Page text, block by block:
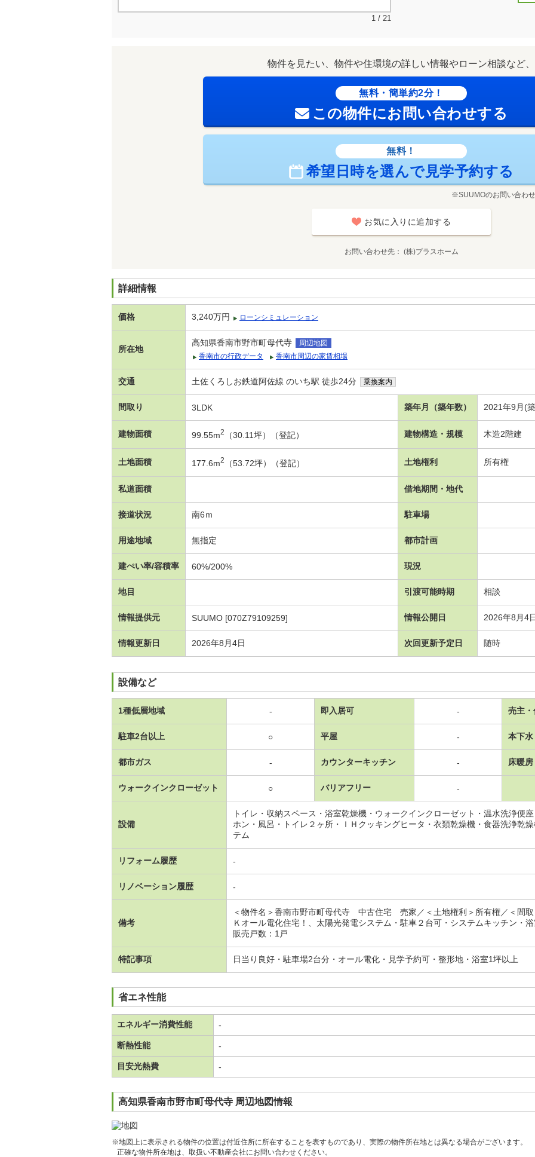
1 / 21
物件を見たい、物件や住環境の詳しい情報やローン相談など、
無料・簡単約2分！
この物件にお問い合わせする
無料！
希望日時を選んで見学予約する
※SUUMOのお問い合わ
お気に入りに追加する
お問い合わせ先 (株)プラスホーム
詳細情報
価格 3,240万円 ローンシミュレーション
所在地
高知県香南市野市町母代寺
周辺地図
香南市の行政データ
香南市周辺の家賃相場
交通 土佐くろしお鉄道阿佐線 のいち駅 徒歩24分 乗換案内
間取り 3LDK 築年月（築年数） 2021年9月(
建物面積 99.55m2 （30.11坪）（登記） 建物構造・規模 木造2階建
土地面積 177.6m2 （53.72坪）（登記） 土地権利 所有権
私道面積 借地期間・地代
接道状況 南6ｍ 駐車場
用途地域 無指定 都市計画
建ぺい率/容積率 60%/200% 現況
地目 引渡可能時期 相談
情報提供元 SUUMO [070Z79109259] 情報公開日 2026年8月4
情報更新日 2026年8月4日 次回更新予定日 随時
設備など
1種低層地域 - 即入居可 - 売主・
駐車2台以上 ○ 平屋 - 本下水
都市ガス - カウンターキッチン - 床暖房
ウォークインクローゼット ○ バリアフリー -
設備
トイレ・収納スペース・浴室乾燥機・ウォークインクローゼット・温水洗浄便
ホン・風呂・トイレ２ヶ所・ＩＨクッキングヒータ・衣類乾燥機・食器洗浄乾
テム
リフォーム履歴 -
リノベーション履歴 -
備考
＜物件名＞香南市野市町母代寺 中古住宅 売家／＜土地権利＞所有権／＜間
Ｋオール電化住宅！、太陽光発電システム・駐車２台可・システムキッチン・
販売戸数：1戸
特記事項 日当り良好・駐車場2台分・オール電化・見学予約可・整形地・浴室1坪以上
省エネ性能
エネルギー消費性能 -
断熱性能 -
目安光熱費 -
高知県香南市野市町母代寺 周辺地図情報
※地図上に表示される物件の位置は付近住所に所在することを表すものであり、実際の物件所在地とは異なる場合がございます。
正確な物件所在地は、取扱い不動産会社にお問い合わせください。